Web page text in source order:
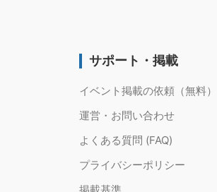
サポート・掲載
イベント掲載の依頼（無料）
運営・お問い合わせ
よくある質問 (FAQ)
プライバシーポリシー
掲載基準